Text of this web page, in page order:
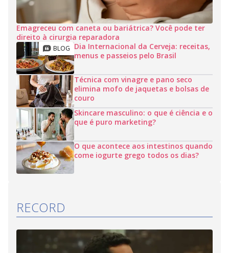
Emagreceu com caneta ou bariátrica? Você pode ter
direito à cirurgia reparadora
Dia Internacional da Cerveja: receitas,
menus e passeios pelo Brasil
Técnica com vinagre e pano seco
elimina mofo de jaquetas e bolsas de
couro
Skincare masculino: o que é ciência e o
que é puro marketing?
O que acontece aos intestinos quando
come iogurte grego todos os dias?
RECORD